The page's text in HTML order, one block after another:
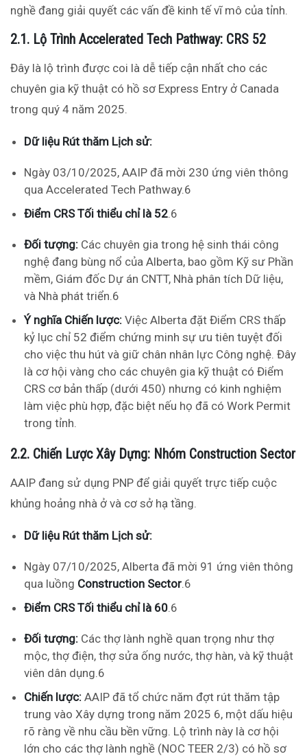
nghề đang giải quyết các vấn đề kinh tế vĩ mô của tỉnh.
2.1. Lộ Trình Accelerated Tech Pathway: CRS 52
Đây là lộ trình được coi là dễ tiếp cận nhất cho các
chuyên gia kỹ thuật có hồ sơ Express Entry ở Canada
trong quý 4 năm 2025.
Dữ liệu Rút thăm Lịch sử:
Ngày 03/10/2025, AAIP đã mời 230 ứng viên thông
qua Accelerated Tech Pathway.6
Điểm CRS Tối thiểu chỉ là 52.6
Đối tượng: Các chuyên gia trong hệ sinh thái công
nghệ đang bùng nổ của Alberta, bao gồm Kỹ sư Phần
mềm, Giám đốc Dự án CNTT, Nhà phân tích Dữ liệu,
và Nhà phát triển.6
Ý nghĩa Chiến lược: Việc Alberta đặt Điểm CRS thấp
kỷ lục chỉ 52 điểm chứng minh sự ưu tiên tuyệt đối
cho việc thu hút và giữ chân nhân lực Công nghệ. Đây
là cơ hội vàng cho các chuyên gia kỹ thuật có Điểm
CRS cơ bản thấp (dưới 450) nhưng có kinh nghiệm
làm việc phù hợp, đặc biệt nếu họ đã có Work Permit
trong tỉnh.
2.2. Chiến Lược Xây Dựng: Nhóm Construction Sector
AAIP đang sử dụng PNP để giải quyết trực tiếp cuộc
khủng hoảng nhà ở và cơ sở hạ tầng.
Dữ liệu Rút thăm Lịch sử:
Ngày 07/10/2025, Alberta đã mời 91 ứng viên thông
qua luồng Construction Sector.6
Điểm CRS Tối thiểu chỉ là 60.6
Đối tượng: Các thợ lành nghề quan trọng như thợ
mộc, thợ điện, thợ sửa ống nước, thợ hàn, và kỹ thuật
viên dân dụng.6
Chiến lược: AAIP đã tổ chức năm đợt rút thăm tập
trung vào Xây dựng trong năm 2025 6, một dấu hiệu
rõ ràng về nhu cầu bền vững. Lộ trình này là cơ hội
lớn cho các thợ lành nghề (NOC TEER 2/3) có hồ sơ